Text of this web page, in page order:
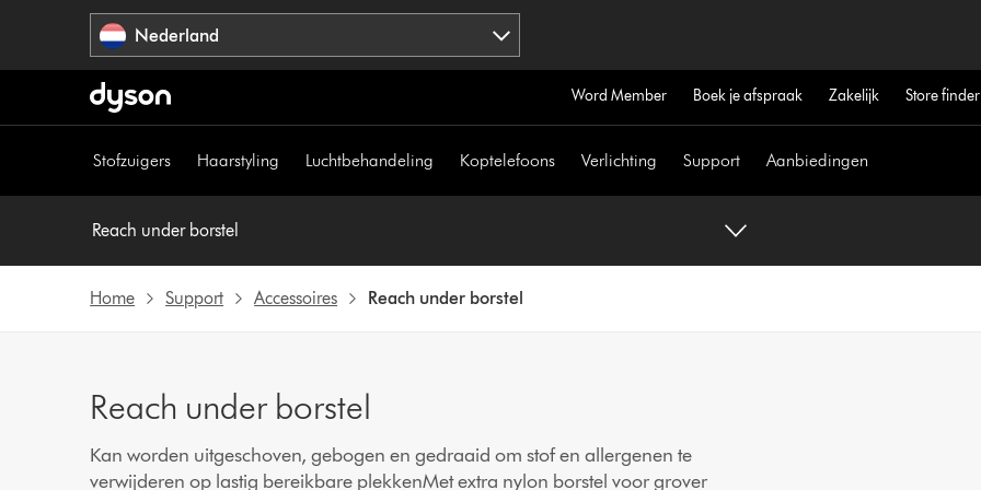
Nederland
Word Member Boek je afspraak Zakelijk Store finder
Stofzuigers Haarstyling Luchtbehandeling Koptelefoons Verlichting Support Aanbiedingen
Reach under borstel
Home Support Accessoires Reach under borstel
Reach under borstel
Kan worden uitgeschoven, gebogen en gedraaid om stof en allergenen te
verwijderen op lastig bereikbare plekkenMet extra nylon borstel voor grover